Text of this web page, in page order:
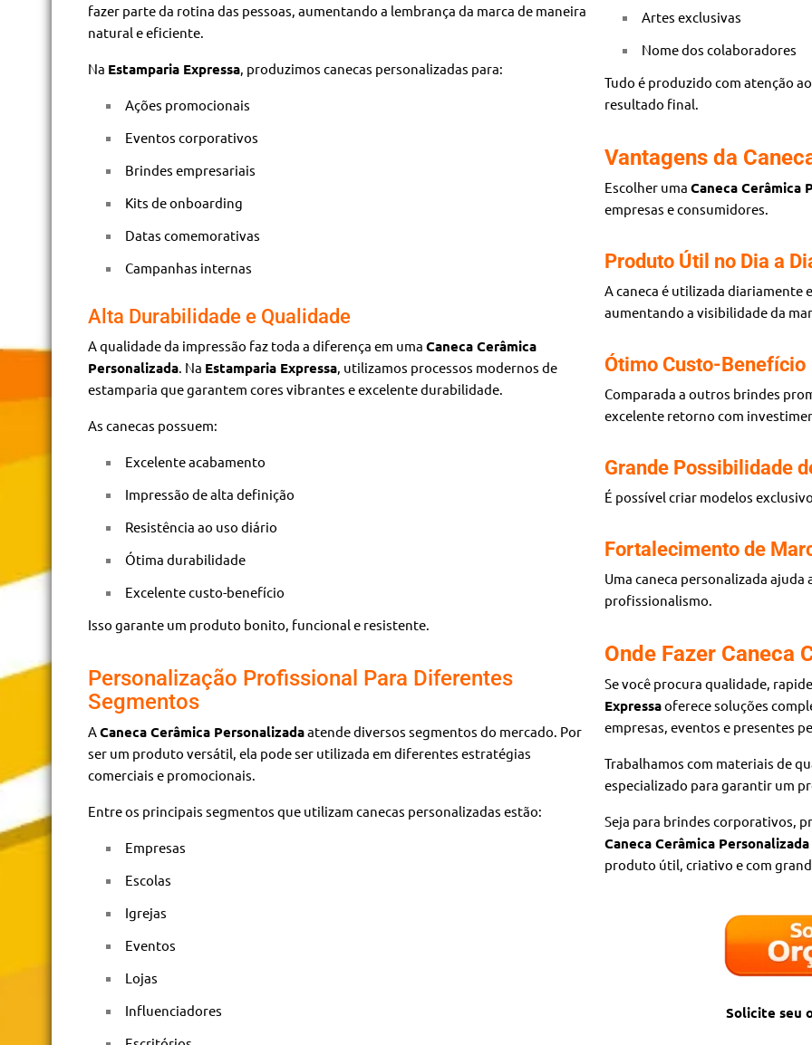
fazer parte da rotina das pessoas, aumentando a lembrança da marca de maneira
natural e eficiente.
Na Estamparia Expressa , produzimos canecas personalizadas para:
Ações promocionais
Eventos corporativos
Brindes empresariais
Kits de onboarding
Datas comemorativas
Campanhas internas
Alta Durabilidade e Qualidade
A qualidade da impressão faz toda a diferença em uma Caneca Cerâmica
Personalizada . Na Estamparia Expressa , utilizamos processos modernos de
estamparia que garantem cores vibrantes e excelente durabilidade.
As canecas possuem:
Excelente acabamento
Impressão de alta definição
Resistência ao uso diário
Ótima durabilidade
Excelente custo-benefício
Isso garante um produto bonito, funcional e resistente.
Personalização Profissional Para Diferentes
Segmentos
A Caneca Cerâmica Personalizadaatende diversos segmentos do mercado. Por
ser um produto versátil, ela pode ser utilizada em diferentes estratégias
comerciais e promocionais.
Entre os principais segmentos que utilizam canecas personalizadas estão:
Empresas
Escolas
Igrejas
Eventos
Lojas
Influenciadores
Artes exclusivas
Nome dos colaboradores
Tudo é produzido com atenção
resultado final.
Vantagens da
Escolher uma Caneca Cerâmica
empresas e consumidores.
Produto Útil no Dia a
A caneca é utilizada diariamente
aumentando a visibilidade da
Ótimo Custo-Benefício
Comparada a outros brindes
excelente retorno com
Grande Possibilidade
É possível criar modelos
Fortalecimento de
Uma caneca personalizada
profissionalismo.
Onde Fazer Caneca
Se você procura qualidade,
Expressaoferece soluções
empresas, eventos e presentes
Trabalhamos com materiais de
especializado para garantir um
Seja para brindes corporativos,
Caneca Cerâmica Personalizada
produto útil, criativo e com
Solicite seu